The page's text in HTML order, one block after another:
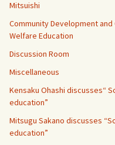
Mitsuishi
Community Development and
Welfare Education
Discussion Room
Miscellaneous
Kensaku Ohashi discusses“
education”
Mitsugu Sakano discusses
education”